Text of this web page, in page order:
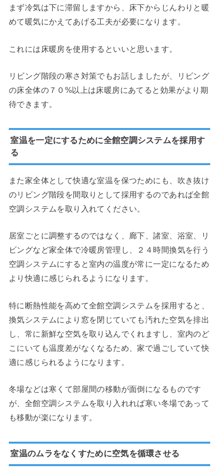
まず冷気は下に滞留しますから、床下からじんわりと暖
めて暖気にかえてあげる工夫が必要になります。
これには床暖房を使用するといいと思います。
リビング階段の寒さ対策でもお話しましたが、リビング
の床全体の７０%以上は床暖房にあてると効果がより期
待できます。
室温を一定にするために全館空調システムを採用す
る
また家全体として快適な室温を保つためにも、吹き抜け
のリビング階段を間取りとして採用するのであれば全館
空調システムを取り入れてください。
居室ごとに調整するのではなく、廊下、諸室、浴室、リ
ビングなど家全体で冷暖房管理し、２４時間換気を行う
空調システムにすると室内の温度が常に一定になるため
より快適に感じられるようになります。
特に断熱性能を高めて全館空調システムを採用すると、
換気システムにより窓を閉じていても汚れた空気を排出
し、常に新鮮な空気を取り込んでくれますし、室内のど
こにいても温度差がなくなるため、家で過ごしていて快
適に感じられるようになります。
冬場などは寒くて部屋間の移動が面倒になるものです
が、全館空調システムを取り入れれば寒い冬場であって
も移動が楽になります。
室温のムラをなくすために空気を循環させる